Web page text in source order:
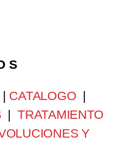
S
CATALOGO
|TRATAMIENTO
Y